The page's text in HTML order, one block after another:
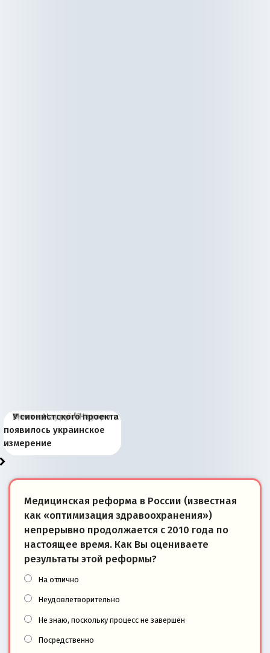
Киевская марионетка
Запада рассказала о
«переобувании» хозяев
В России назрели
перемены: 15 шагов к
суверенной экономике
Миграционный пожар
Европы
Россия начинает
сбрасывать балласт
Анкориджа
Россия зимой 1904
года: первые уступки во
внутренней политике
Русская нация вчера и
сегодня
Почему правый крах в
Варшаве не поможет её
отношениям с Россией?
Место Науру / Науэро в
современной истории
Южной Осетии
У сионистского проекта
появилось украинское
измерение
Медицинская реформа в России (известная
как «оптимизация здравоохранения»)
непрерывно продолжается с 2010 года по
настоящее время. Как Вы оцениваете
результаты этой реформы?
На отлично
Неудовлетворительно
Не знаю, поскольку процесс не завершён
Посредственно